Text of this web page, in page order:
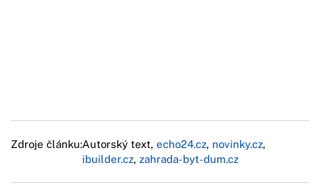
Zdroje článku:Autorský text, echo24.cz, novinky.cz,
ibuilder.cz, zahrada-byt-dum.cz